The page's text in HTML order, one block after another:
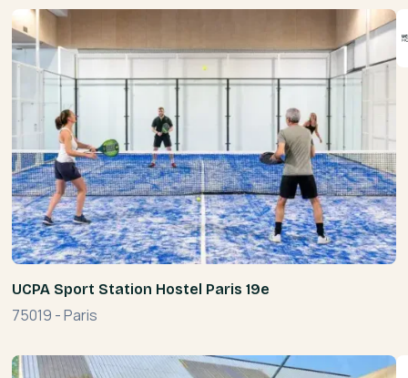
UCPA Sport Station Hostel Paris 19e
75019 -Paris